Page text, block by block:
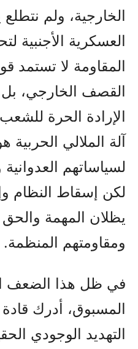
الخارجية، ولم
العسكرية الأجنبية
المقاومة لا تستمد
القصف الخارجي،
الإرادة الحرة
آلة الملالي الحربية
لسياساتهم
لكن إسقاط النظام
يظلان المهمة والحق
ومقاومتهم المنظمة.
في ظل هذا الضعف
المسبوق، أدرك
التهديد الوجودي